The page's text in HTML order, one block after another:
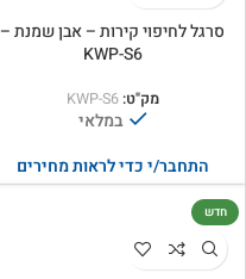
סרגל לחיפוי קירות – אבן שמנת –
KWP-S6
מק"ט:KWP-S6
במלאי
התחבר/י כדי לראות מחירים
חדש